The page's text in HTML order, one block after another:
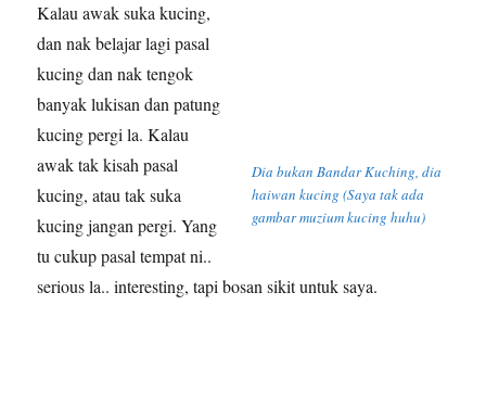
Dia bukan Bandar Kuching, dia
haiwan kucing (Saya tak ada
gambar muzium kucing huhu)
Kalau awak suka kucing,
dan nak belajar lagi pasal
kucing dan nak tengok
banyak lukisan dan patung
kucing pergi la. Kalau
awak tak kisah pasal
kucing, atau tak suka
kucing jangan pergi. Yang
tu cukup pasal tempat ni..
serious la.. interesting, tapi bosan sikit untuk saya.